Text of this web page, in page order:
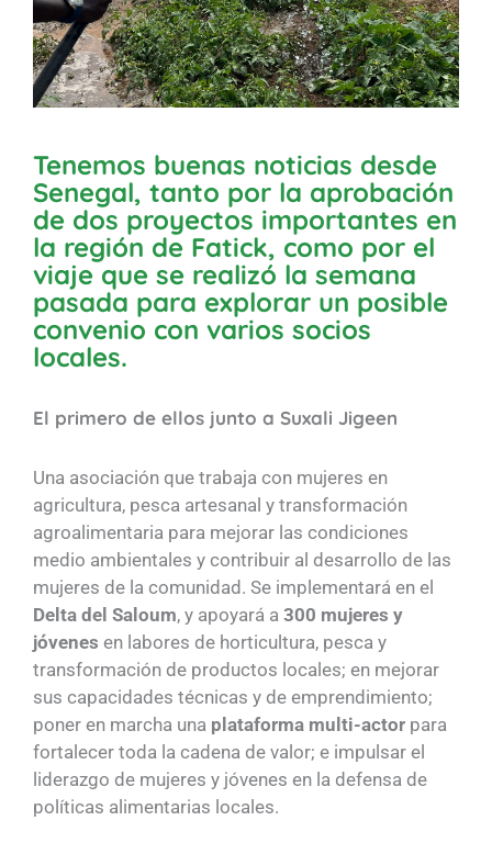
Tenemos buenas noticias desde
Senegal, tanto por la aprobación
de dos proyectos importantes en
la región de Fatick, como por el
viaje que se realizó la semana
pasada para explorar un posible
convenio con varios socios
locales.
El primero de ellos junto a Suxali Jigeen
Una asociación que trabaja con mujeres en
agricultura, pesca artesanal y transformación
agroalimentaria para mejorar las condiciones
medio ambientales y contribuir al desarrollo de las
mujeres de la comunidad. Se implementará en el
Delta del Saloum, y apoyará a 300 mujeres y
jóvenes en labores de horticultura, pesca y
transformación de productos locales; en mejorar
sus capacidades técnicas y de emprendimiento;
poner en marcha una plataforma multi-actor para
fortalecer toda la cadena de valor; e impulsar el
liderazgo de mujeres y jóvenes en la defensa de
políticas alimentarias locales.